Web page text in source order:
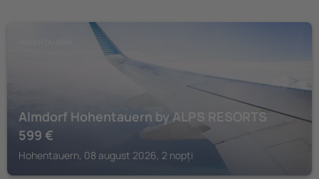
Almdorf Hohentauern by ALPS RESORTS
599 €
Hohentauern, 08 august 2026, 2 nopți